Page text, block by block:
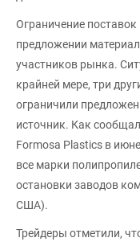
Ограничение
предложении
участников рынка.
крайней мере, три
ограничили
источник. Как
Formosa Plastics в
все марки
остановки заводов
США).
Трейдеры отметили,